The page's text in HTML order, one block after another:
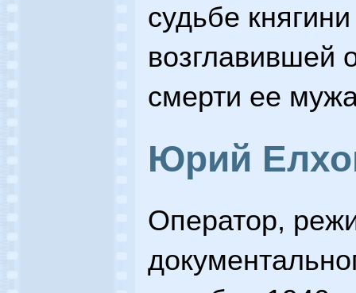
судьбе
возглавившей
смерти ее
Юрий
Оператор,